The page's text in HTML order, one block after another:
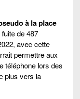
à la place
de 487
avec cette
permettre aux
téléphone lors des
plus vers la